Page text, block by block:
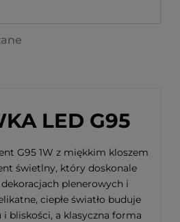
LED G95
G95 1W z miękkim kloszem
świetlny, który doskonale
plenerowych i
ciepłe światło buduje
bliskości, a klasyczna forma